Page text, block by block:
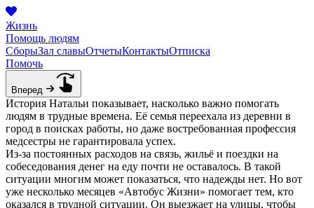
Жизнь
Помощь людям
СборыЗал славыОтчетыКонтактыОтписка
Помочь
Вперед
История Натальи показывает, насколько важно помогать
людям в трудные времена. Её семья переехала из деревни в
город в поисках работы, но даже востребованная профессия
медсестры не гарантировала успех.
Из-за постоянных расходов на связь, жильё и поездки на
собеседования денег на еду почти не оставалось. В такой
ситуации многим может показаться, что надежды нет. Но вот
уже несколько месяцев «Автобус Жизни» помогает тем, кто
оказался в трудной ситуации. Он выезжает на улицы, чтобы